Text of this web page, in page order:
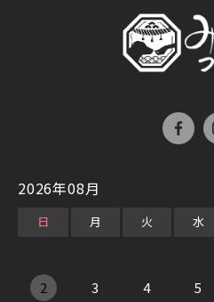
2026年08月
日 月 火 水
2
3 4 5